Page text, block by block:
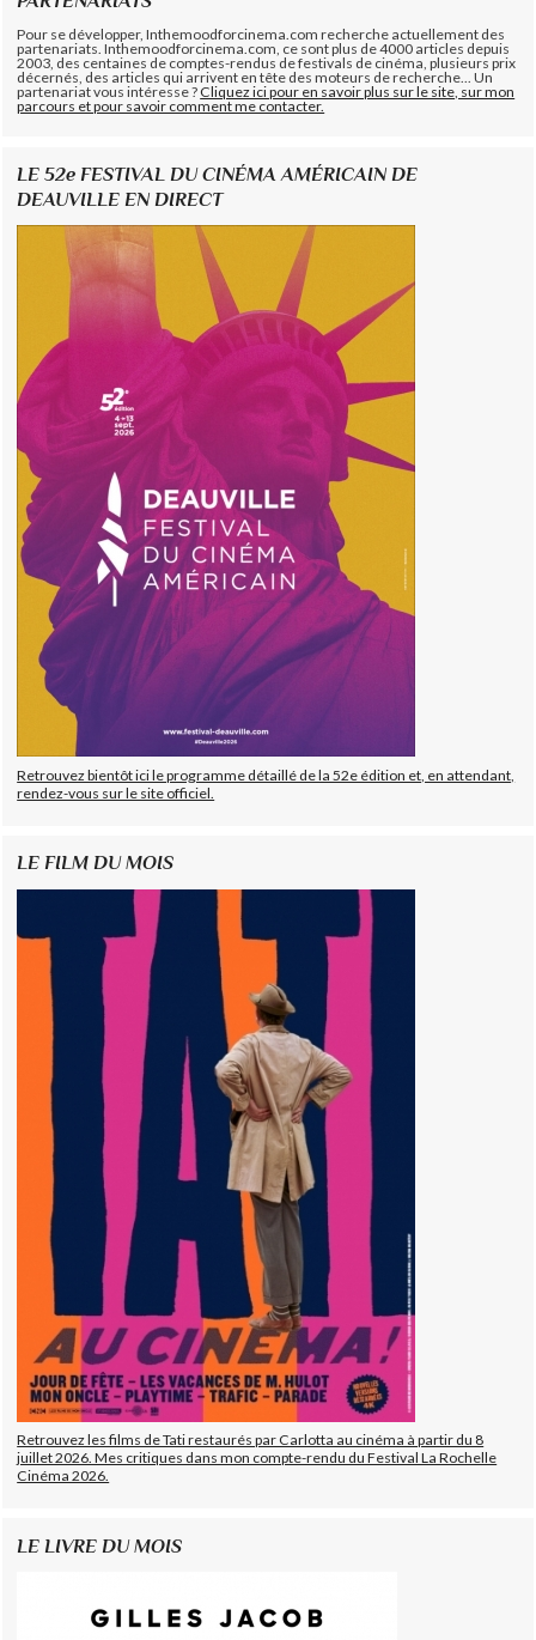
Pour se développer, Inthemoodforcinema.com recherche actuellement des
partenariats. Inthemoodforcinema.com, ce sont plus de 4000 articles depuis
2003, des centaines de comptes-rendus de festivals de cinéma, plusieurs prix
décernés, des articles qui arrivent en tête des moteurs de recherche... Un
partenariat vous intéresse ?Cliquez ici pour en savoir plus sur le site, sur mon
parcours et pour savoir comment me contacter.
LE 52e FESTIVAL DU CINÉMA AMÉRICAIN DE
DEAUVILLE EN DIRECT
Retrouvez bientôt ici le programme détaillé de la 52e édition et, en attendant,
rendez-vous sur le site officiel.
LE FILM DU MOIS
Retrouvez les films de Tati restaurés par Carlotta au cinéma à partir du 8
juillet 2026. Mes critiques dans mon compte-rendu du Festival La Rochelle
Cinéma 2026.
LE LIVRE DU MOIS